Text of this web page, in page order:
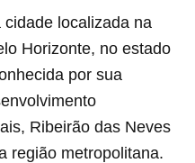
localizada na
Horizonte, no estado
por sua
Ribeirão das Neves
região metropolitana.